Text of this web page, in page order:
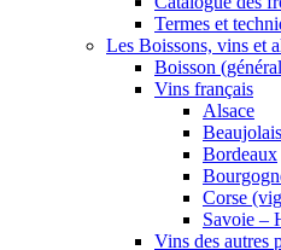
Termes et
Les Boissons, vins et
Boisson
Vins français
Alsace
Beaujolais
Bordeaux
Corse
Savoie –
Vins des autres